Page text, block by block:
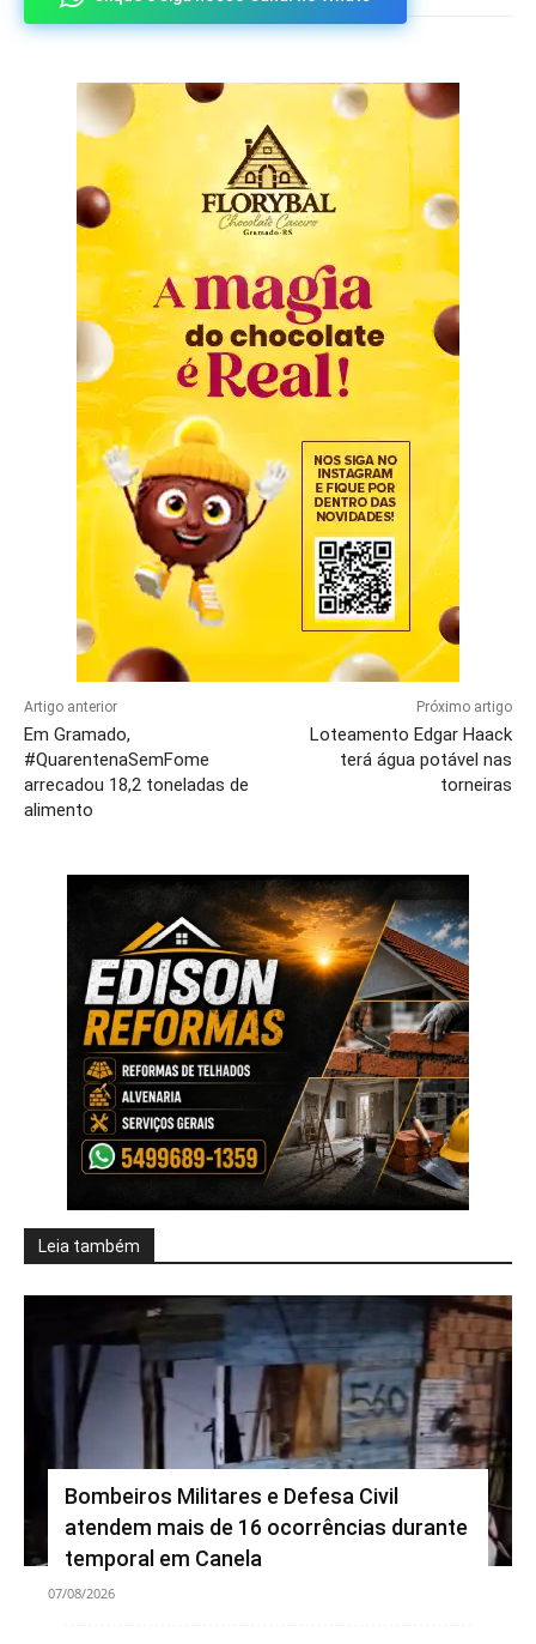
Artigo anterior
Em Gramado,
#QuarentenaSemFome
arrecadou 18,2 toneladas de
alimento
Próximo artigo
Loteamento Edgar Haack
terá água potável nas
torneiras
Leia também
Bombeiros Militares e Defesa Civil
atendem mais de 16 ocorrências durante
temporal em Canela
07/08/2026